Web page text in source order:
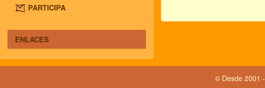
PARTICIPA
ENLACES
© Desde 2001 -